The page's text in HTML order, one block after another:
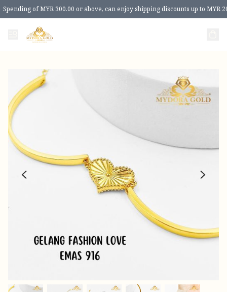
Spending of MYR 300.00 or above, can enjoy shipping discounts up to MYR